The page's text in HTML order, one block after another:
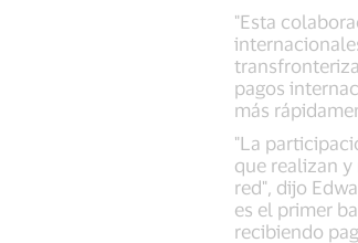
"Esta
pagos
más
"La
que realizan
red", dijo
es el primer
recibiendo